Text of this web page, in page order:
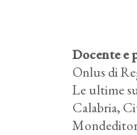
Docente e
Onlus di
Le ultime
Calabria,